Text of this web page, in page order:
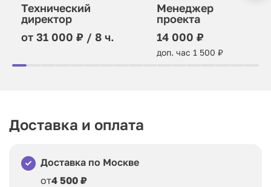
Технический
директор
от 31 000 ₽ / 8 ч.
Менеджер
проекта
14 000 ₽
доп. час 1 500 ₽
Доставка и оплата
Доставка по Москве
от4 500 ₽